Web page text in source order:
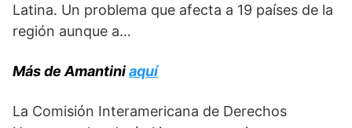
Latina. Un problema que afecta a 19 países de la
región aunque a…
Más de Amantiniaquí
La Comisión Interamericana de Derechos